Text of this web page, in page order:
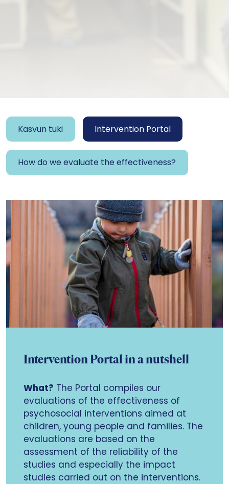
Kasvun tuki Intervention Portal
How do we evaluate the effectiveness?
Intervention Portal in a nutshell
What? The Portal compiles our
evaluations of the effectiveness of
psychosocial interventions aimed at
children, young people and families. The
evaluations are based on the
assessment of the reliability of the
studies and especially the impact
studies carried out on the interventions.